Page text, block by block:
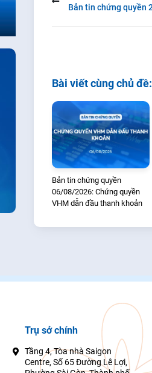
Bài viết cùng chủ đề:
Bản tin chứng quyền
06/08/2026: Chứng quyền
VHM dẫn đầu thanh khoản
Trụ sở chính
Tầng 4, Tòa nhà Saigon
Centre, Số 65 Đường Lê Lợi,